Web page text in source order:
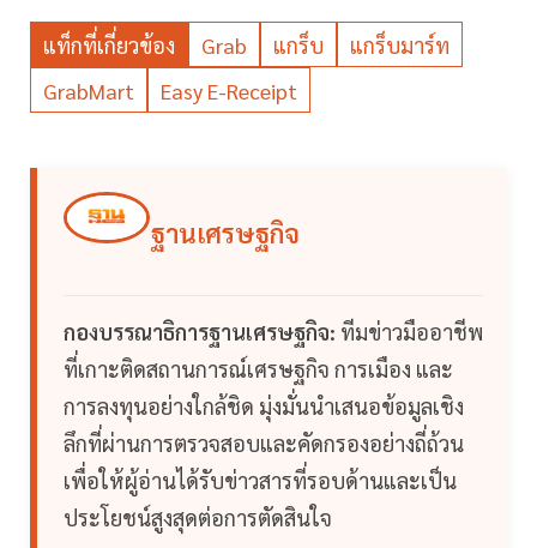
แท็กที่เกี่ยวข้อง Grab แกร็บ
แกร็บมาร์ท
GrabMart
Easy E-Receipt
ฐานเศรษฐกิจ
กองบรรณาธิการฐานเศรษฐกิจ: ทีมข่าวมืออาชีพ
ที่เกาะติดสถานการณ์เศรษฐกิจ การเมือง และ
การลงทุนอย่างใกล้ชิด มุ่งมั่นนำเสนอข้อมูลเชิง
ลึกที่ผ่านการตรวจสอบและคัดกรองอย่างถี่ถ้วน
เพื่อให้ผู้อ่านได้รับข่าวสารที่รอบด้านและเป็น
ประโยชน์สูงสุดต่อการตัดสินใจ